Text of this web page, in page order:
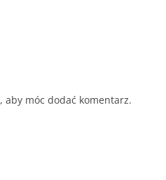
, aby móc dodać komentarz.